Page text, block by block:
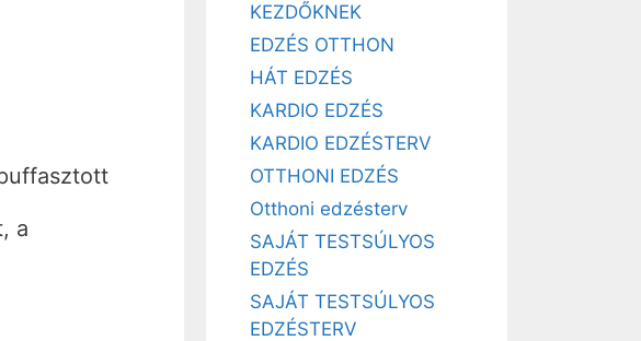
a
KEZDŐKNEK
EDZÉS OTTHON
HÁT EDZÉS
KARDIO EDZÉS
KARDIO EDZÉSTERV
OTTHONI EDZÉS
Otthoni edzésterv
SAJÁT TESTSÚLYOS
EDZÉS
SAJÁT TESTSÚLYOS
EDZÉSTERV